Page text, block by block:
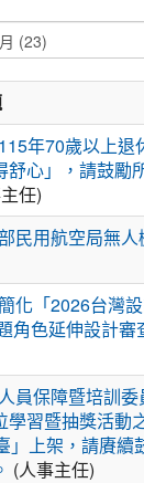
年70歲以上退
舒心」，請鼓勵
任)
民用航空局無
化「2026台灣
角色延伸設計審
員保障暨培訓
學習暨抽獎活動
」上架，請賡續
(人事主任)